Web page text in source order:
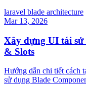
laravel blade architecture
Mar 13, 2026
Xây dựng UI tái sử
& Slots
Hướng dẫn chi tiết cách
sử dụng Blade